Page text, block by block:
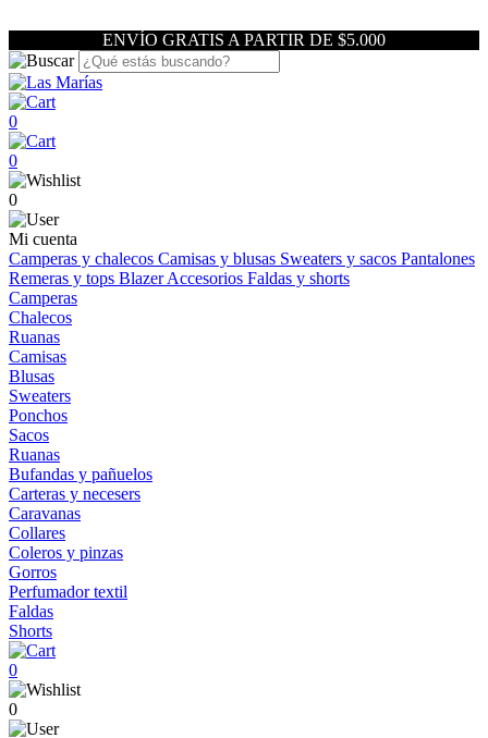
ENVÍO GRATIS A PARTIR DE $5.000
0
0
0
Mi cuenta
Camperas y chalecos Camisas y blusas Sweaters y sacos Pantalones
Remeras y tops BlazerAccesorios Faldas y shorts
Camperas
Chalecos
Ruanas
Camisas
Blusas
Sweaters
Ponchos
Sacos
Ruanas
Bufandas y pañuelos
Carteras y necesers
Caravanas
Collares
Coleros y pinzas
Gorros
Perfumador textil
Faldas
Shorts
0
0